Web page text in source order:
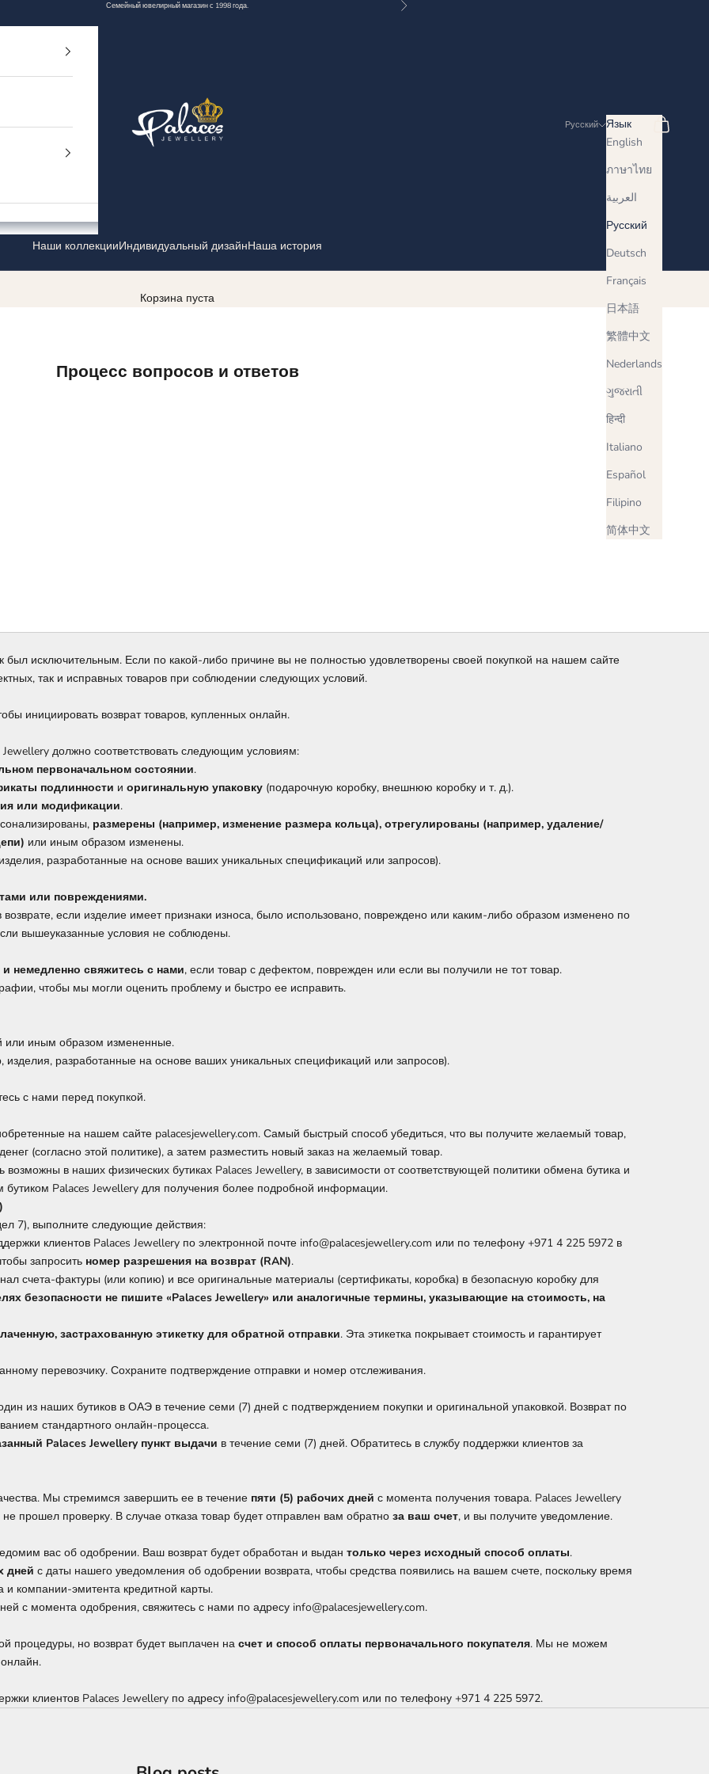
Семейный ювелирный магазин с 1998 года. Далее
Palaces Jewellery
Наши коллекцииИндивидуальный дизайнНаша история
Русский
Язык
English
ภาษาไทย
العربية
Русский
Deutsch
Français
日本語
繁體中文
Nederlands
ગુજરાતી
हिन्दी
Italiano
Español
Filipino
简体中文
ПоискКорзина
Корзина пуста
Процесс вопросов и ответов
исключительным. Если по какой-либо причине вы не полностью удовлетворены своей покупкой на нашем сайте
так и исправных товаров при соблюдении следующих условий.
инициировать возврат товаров, купленных онлайн.
должно соответствовать следующим условиям:
первоначальном состоянии.
подлинности и оригинальную упаковку (подарочную коробку, внешнюю коробку и т. д.).
или модификации.
размерены (например, изменение размера кольца), отрегулированы (например, удаление/
или иным образом изменены.
разработанные на основе ваших уникальных спецификаций или запросов).
или повреждениями.
возврате, если изделие имеет признаки износа, было использовано, повреждено или каким-либо образом изменено по
вышеуказанные условия не соблюдены.
немедленно свяжитесь с нами, если товар с дефектом, поврежден или если вы получили не тот товар.
чтобы мы могли оценить проблему и быстро ее исправить.
или иным образом измененные.
разработанные на основе ваших уникальных спецификаций или запросов).
с нами перед покупкой.
на нашем сайте palacesjewellery.com. Самый быстрый способ убедиться, что вы получите желаемый товар,
(согласно этой политике), а затем разместить новый заказ на желаемый товар.
возможны в наших физических бутиках Palaces Jewellery, в зависимости от соответствующей политики обмена бутика и
Palaces Jewellery для получения более подробной информации.
7), выполните следующие действия:
клиентов Palaces Jewellery по электронной почте info@palacesjewellery.com или по телефону +971 4 225 5972 в
запросить номер разрешения на возврат (RAN).
счета-фактуры (или копию) и все оригинальные материалы (сертификаты, коробка) в безопасную коробку для
безопасности не пишите «Palaces Jewellery» или аналогичные термины, указывающие на стоимость, на
застрахованную этикетку для обратной отправки. Эта этикетка покрывает стоимость и гарантирует
перевозчику. Сохраните подтверждение отправки и номер отслеживания.
из наших бутиков в ОАЭ в течение семи (7) дней с подтверждением покупки и оригинальной упаковкой. Возврат по
стандартного онлайн-процесса.
Palaces Jewellery пункт выдачи в течение семи (7) дней. Обратитесь в службу поддержки клиентов за
Мы стремимся завершить ее в течение пяти (5) рабочих дней с момента получения товара. Palaces Jewellery
прошел проверку. В случае отказа товар будет отправлен вам обратно за ваш счет, и вы получите уведомление.
вас об одобрении. Ваш возврат будет обработан и выдан только через исходный способ оплаты.
дней с даты нашего уведомления об одобрении возврата, чтобы средства появились на вашем счете, поскольку время
и компании-эмитента кредитной карты.
с момента одобрения, свяжитесь с нами по адресу info@palacesjewellery.com.
процедуры, но возврат будет выплачен на счет и способ оплаты первоначального покупателя. Мы не можем
клиентов Palaces Jewellery по адресу info@palacesjewellery.com или по телефону +971 4 225 5972.